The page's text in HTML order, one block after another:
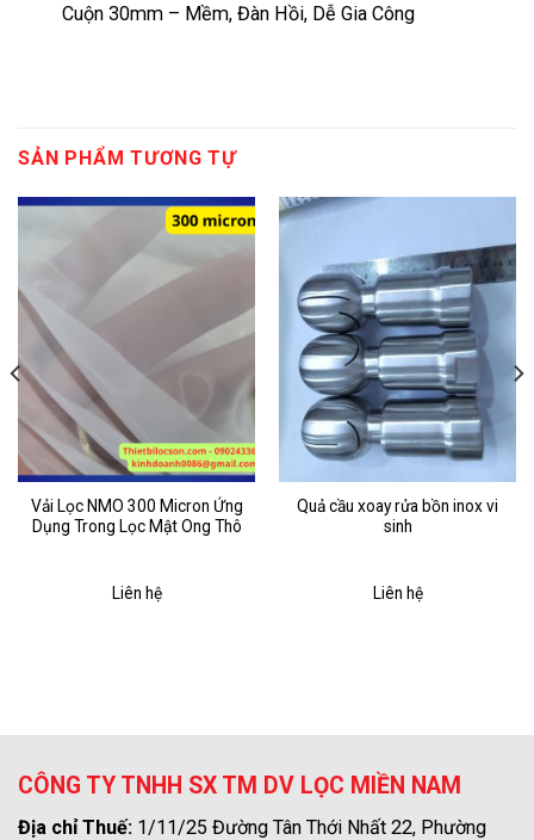
Cuộn 30mm – Mềm, Đàn Hồi, Dễ Gia Công
SẢN PHẨM TƯƠNG TỰ
Vải Lọc NMO 300 Micron Ứng
Dụng Trong Lọc Mật Ong Thô
Liên hệ
Quả cầu xoay rửa bồn inox vi
sinh
Liên hệ
CÔNG TY TNHH SX TM DV LỌC MIỀN NAM
Địa chỉ Thuế: 1/11/25 Đường Tân Thới Nhất 22, Phường